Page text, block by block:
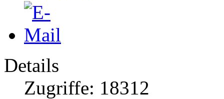
Details
Zugriffe: 18312